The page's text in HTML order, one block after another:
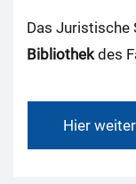
Das Juristische
Bibliothekdes
Hier weiter